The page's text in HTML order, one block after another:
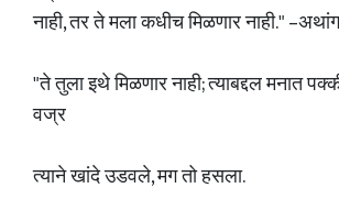
नाही, तर ते मला कधीच मिळणार नाही." –अथांग
"ते तुला इथे मिळणार नाही; त्याबद्दल मनात
वज्र
त्याने खांदे उडवले, मग तो हसला.